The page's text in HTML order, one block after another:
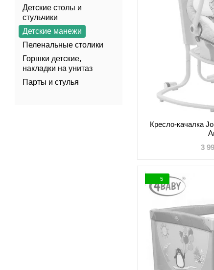
Кресло-качалка
3
5
Детские столы и
стульчики
Детские манежи
Пеленальные столики
Горшки детские,
накладки на унитаз
Парты и стулья